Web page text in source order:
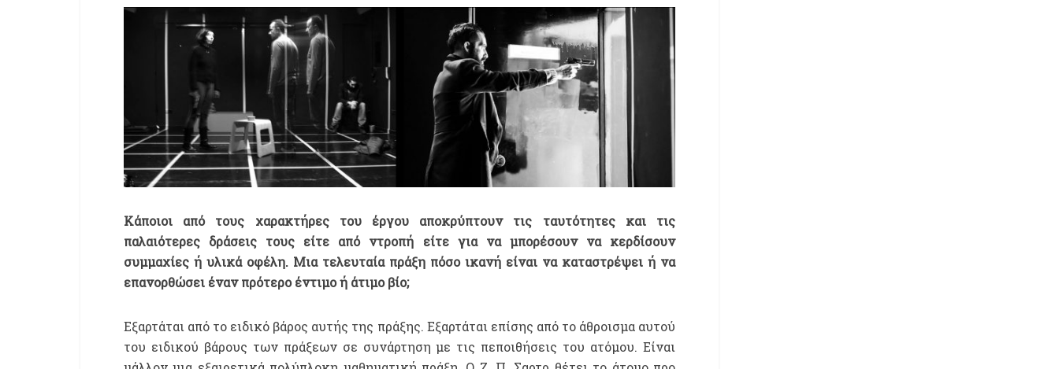
Κάποιοι από τους χαρακτήρες του έργου αποκρύπτουν τις ταυτότητες και τις
παλαιότερες δράσεις τους είτε από ντροπή είτε για να μπορέσουν να κερδίσουν
συμμαχίες ή υλικά οφέλη. Μια τελευταία πράξη πόσο ικανή είναι να καταστρέψει ή να
επανορθώσει έναν πρότερο έντιμο ή άτιμο βίο;
Εξαρτάται από το ειδικό βάρος αυτής της πράξης. Εξαρτάται επίσης από το άθροισμα αυτού
του ειδικού βάρους των πράξεων σε συνάρτηση με τις πεποιθήσεις του ατόμου. Είναι